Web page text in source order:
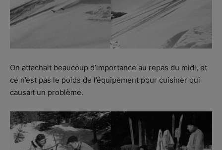
On attachait beaucoup d’importance au repas du midi, et
ce n’est pas le poids de l’équipement pour cuisiner qui
causait un problème.